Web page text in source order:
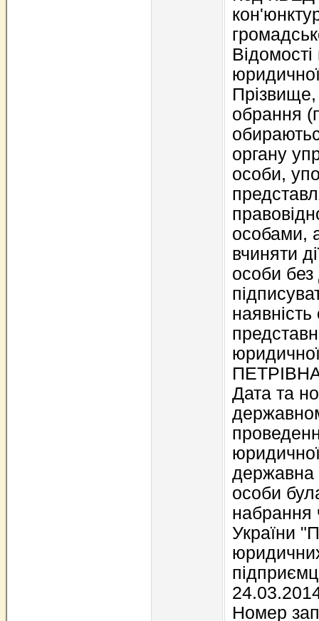
Прізвище,
обрання
органу
особи,
особами,
вчиняти
особи без
ПЕТРІВНА
Дата та
державна
особи
набрання
України
Номер